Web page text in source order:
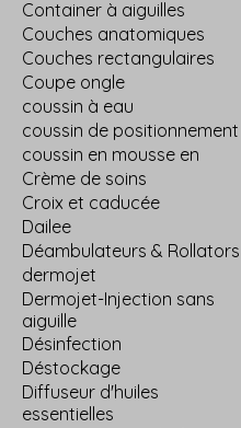
Container à aiguilles
Couches anatomiques
Couches rectangulaires
Coupe ongle
coussin à eau
coussin de positionnement
coussin en mousse en
Crème de soins
Croix et caducée
Dailee
Déambulateurs & Rollators
dermojet
Dermojet-Injection sans
aiguille
Désinfection
Déstockage
Diffuseur d'huiles
essentielles